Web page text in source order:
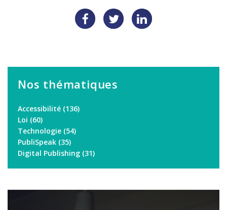
Nos thématiques
Accessibilité (136)
Loi (60)
Technologie (54)
PubliSpeak (35)
Digital Publishing (31)